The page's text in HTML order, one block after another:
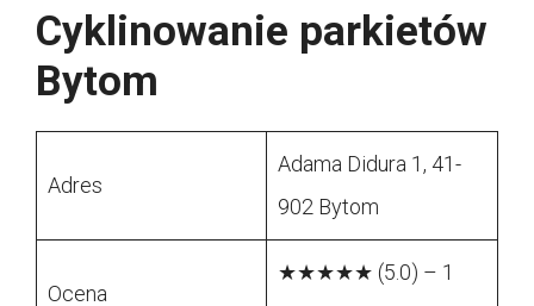
Cyklinowanie parkietów
Bytom
Adres
Adama Didura 1, 41-
902 Bytom
Ocena
★★★★★ (5.0) – 1